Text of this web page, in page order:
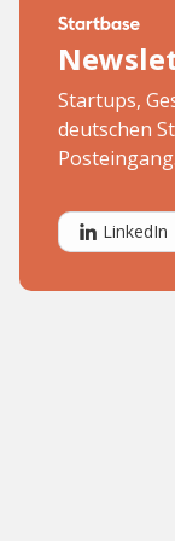
Startups,
deutschen
LinkedIn